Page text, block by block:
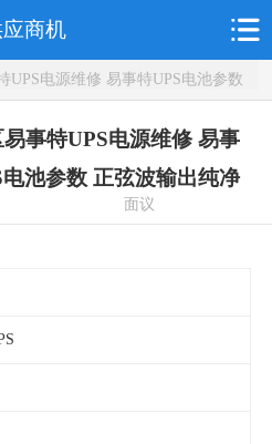
商机
UPS电源维修 易事特UPS电池参数
事特UPS电源维修 易事
池参数 正弦波输出纯净
面议